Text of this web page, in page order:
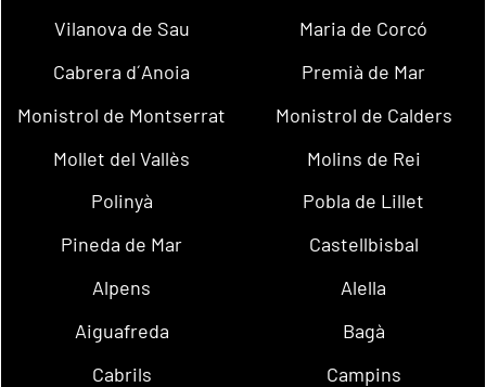
Vilanova de Sau
Maria de Corcó
Cabrera d´Anoia
Premià de Mar
Monistrol de Montserrat
Monistrol de Calders
Mollet del Vallès
Molins de Rei
Polinyà
Pobla de Lillet
Pineda de Mar
Castellbisbal
Alpens
Alella
Aiguafreda
Bagà
Cabrils
Campins